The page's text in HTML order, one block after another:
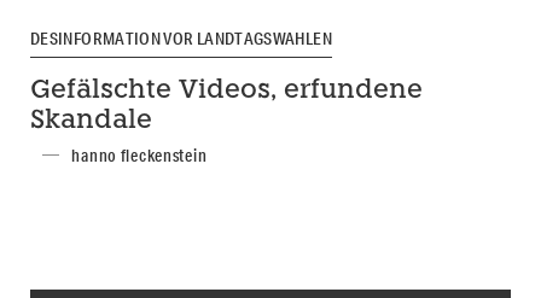
DESINFORMATION VOR LANDTAGSWAHLEN
Gefälschte Videos, erfundene
Skandale
hanno fleckenstein